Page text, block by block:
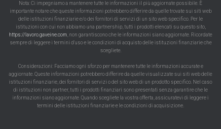
Nota: Ci impegniamo a mantenere tutte le informazioni il più aggiornate possibile. È
importante notare che queste informazioni potrebbero differire da quelle trovate sui siti web
delle istituzioni finanziarie e/o dei fornitori di servizi di un sito web specifico. Per le
istituzioni con cui non abbiamo una partnership, tutti i prodotti elencati su questo sito,
https://lavoro.gaveine.com , non garantiscono che le informazioni siano aggiornate. Ricordate
sempre di leggere i termini d'uso e le condizioni di acquisto delle istituzioni finanziarie che
scegliete.
Considerazioni: Facciamo ogni sforzo per mantenere tutte le informazioni accurate e
aggiornate. Queste informazioni potrebbero differire da quelle visualizzate sui siti web delle
istituzioni finanziarie, dei fornitori di servizi o del sito web di un prodotto specifico. Nel caso
di istituzioni non partner, tutti i prodotti finanziari sono presentati senza garantire che le
informazioni siano aggiornate. Quando scegliete la vostra offerta, assicuratevi di leggere i
termini delle istituzioni finanziarie e le condizioni di acquisizione.